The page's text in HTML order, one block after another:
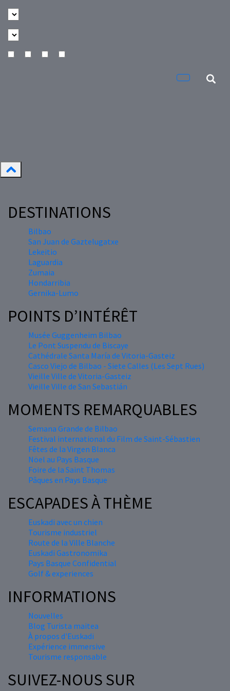
DESTINATIONS
Bilbao
San Juan de Gaztelugatxe
Lekeitio
Laguardia
Zumaia
Hondarribia
Gernika-Lumo
POINTS D’INTÉRÊT
Musée Guggenheim Bilbao
Le Pont Suspendu de Biscaye
Cathédrale Santa María de Vitoria-Gasteiz
Casco Viejo de Bilbao - Siete Calles (Les Sept Rues)
Vieille Ville de Vitoria-Gasteiz
Vieille Ville de San Sebastián
MOMENTS REMARQUABLES
Semana Grande de Bilbao
Festival international du Film de Saint-Sébastien
Fêtes de la Virgen Blanca
Nöel au Pays Basque
Foire de la Saint Thomas
Pâques en Pays Basque
ESCAPADES À THÈME
Euskadi avec un chien
Tourisme industriel
Route de la Ville Blanche
Euskadi Gastronomika
Pays Basque Confidential
Golf & experiences
INFORMATIONS
Nouvelles
Blog Turista maitea
À propos d'Euskadi
Expérience immersive
Tourisme responsable
SUIVEZ-NOUS SUR